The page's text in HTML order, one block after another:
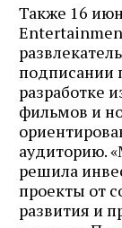
Также 16
подписании
разработке
фильмов и
аудиторию.
решила
проекты от
развития и